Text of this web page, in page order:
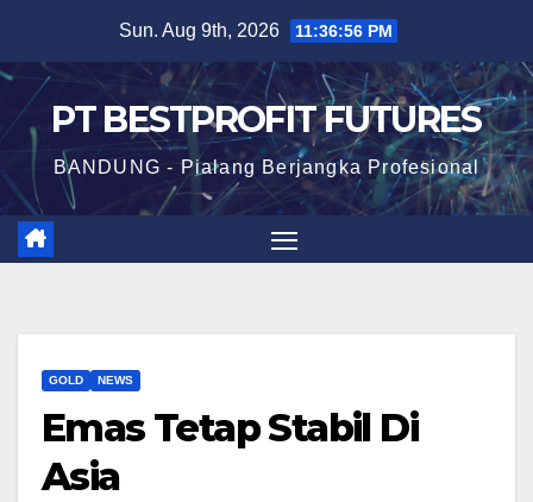
content
Sun. Aug 9th, 2026 11:36:57 PM
PT BESTPROFIT FUTURES
BANDUNG - Pialang Berjangka Profesional
GOLD NEWS
Emas Tetap Stabil Di
Asia